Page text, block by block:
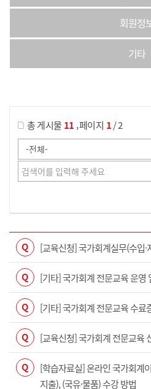
회원정
기타
총 게시물 11 ,페이지 1/ 2
Q [교육신청] 국가회계실무(수입·
Q [기타] 국가회계 전문교육 운영
Q [기타] 국가회계 전문교육 수료
Q [교육신청] 국가회계 전문교육
Q
[학습자료실] 온라인 국가회계
지출), (국유·물품) 수강 방법